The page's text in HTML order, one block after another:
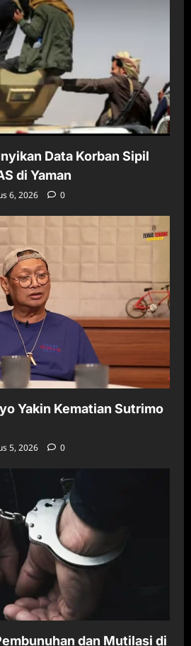
Data Korban Sipil
di Yaman
6, 2026 0
Yakin Kematian Sutrimo
5, 2026 0
dan Mutilasi di